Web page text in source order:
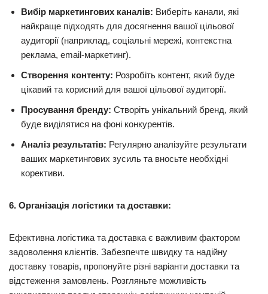
Вибір маркетингових каналів: Виберіть канали, які
найкраще підходять для досягнення вашої цільової
аудиторії (наприклад, соціальні мережі, контекстна
реклама, email-маркетинг).
Створення контенту: Розробіть контент, який буде
цікавий та корисний для вашої цільової аудиторії.
Просування бренду: Створіть унікальний бренд, який
буде виділятися на фоні конкурентів.
Аналіз результатів: Регулярно аналізуйте результати
ваших маркетингових зусиль та вносьте необхідні
корективи.
6. Організація логістики та доставки:
Ефективна логістика та доставка є важливим фактором
задоволення клієнтів. Забезпечте швидку та надійну
доставку товарів, пропонуйте різні варіанти доставки та
відстеження замовлень. Розгляньте можливість